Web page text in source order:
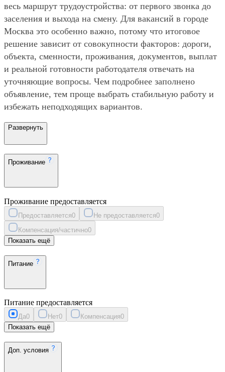
весь маршрут трудоустройства: от первого звонка до
заселения и выхода на смену. Для вакансий в городе
Москва это особенно важно, потому что итоговое
решение зависит от совокупности факторов: дороги,
объекта, сменности, проживания, документов, выплат
и реальной готовности работодателя отвечать на
уточняющие вопросы. Чем подробнее заполнено
объявление, тем проще выбрать стабильную работу и
избежать неподходящих вариантов.
Развернуть
Проживание
Проживание предоставляется
Предоставляется0 Не предоставляется0
Компенсация/частично0
Показать ещё
Питание
Питание предоставляется
Да0 Нет0 Компенсация0
Показать ещё
Доп. условия